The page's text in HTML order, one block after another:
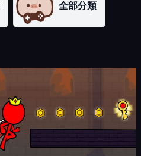
全部分類